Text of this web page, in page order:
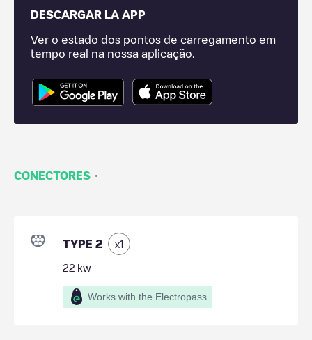
DESCARGAR LA APP
Ver o estado dos pontos de carregamento em
tempo real na nossa aplicação.
CONECTORES ·
TYPE 2 x1
22 kw
Works with the Electropass